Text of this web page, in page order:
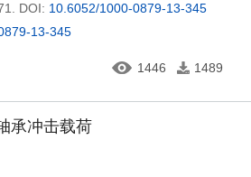
DOI: 10.6052/1000-0879-13-345
13-345
1446 1489
承冲击载荷